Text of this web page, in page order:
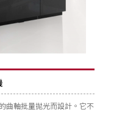
曲軸批量拋光而設計。它不